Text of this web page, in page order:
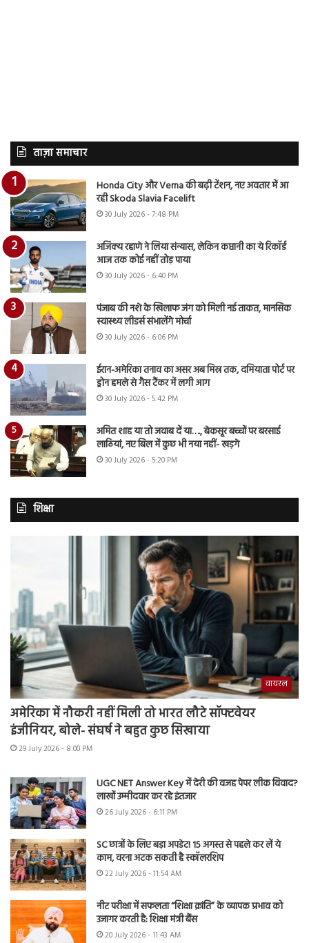
ताज़ा समाचार
Honda City और Verna की बढ़ी टेंशन, नए अवतार में आ
रही Skoda Slavia Facelift
30 July 2026 - 7:48 PM
अजिंक्य रहाणे ने लिया संन्यास, लेकिन कप्तानी का ये रिकॉर्ड
आज तक कोई नहीं तोड़ पाया
30 July 2026 - 6:40 PM
पंजाब की नशे के खिलाफ जंग को मिली नई ताकत, मानसिक
स्वास्थ्य लीडर्स संभालेंगे मोर्चा
30 July 2026 - 6:06 PM
ईरान-अमेरिका तनाव का असर अब मिस्र तक, दमियाता पोर्ट पर
ड्रोन हमले से गैस टैंकर में लगी आग
30 July 2026 - 5:42 PM
अमित शाह या तो जवाब दें या…., बेकसूर बच्चों पर बरसाई
लाठियां, नए बिल में कुछ भी नया नहीं- खड़गे
30 July 2026 - 5:20 PM
शिक्षा
वायरल
अमेरिका में नौकरी नहीं मिली तो भारत लौटे सॉफ्टवेयर
इंजीनियर, बोले- संघर्ष ने बहुत कुछ सिखाया
29 July 2026 - 8:00 PM
UGC NET Answer Key में देरी की वजह पेपर लीक विवाद?
लाखों उम्मीदवार कर रहे इंतजार
26 July 2026 - 6:11 PM
SC छात्रों के लिए बड़ा अपडेट! 15 अगस्त से पहले कर लें ये
काम, वरना अटक सकती है स्कॉलरशिप
22 July 2026 - 11:54 AM
नीट परीक्षा में सफलता “शिक्षा क्रांति” के व्यापक प्रभाव को
उजागर करती है: शिक्षा मंत्री बैंस
20 July 2026 - 11:43 AM